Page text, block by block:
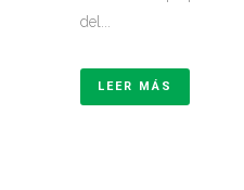
del...
LEER MÁS